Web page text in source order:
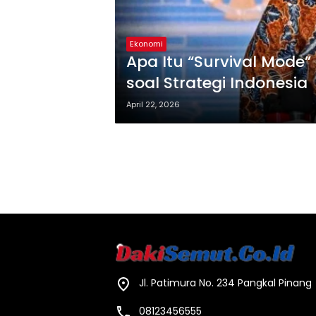
Ekonomi
Apa Itu “Survival
soal Strategi Indonesia
April 22, 2026
Jl. Patimura No. 234 Pangkal Pinang
08123456555